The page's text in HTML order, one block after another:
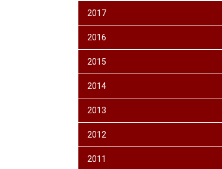
2017
2016
2015
2014
2013
2012
2011